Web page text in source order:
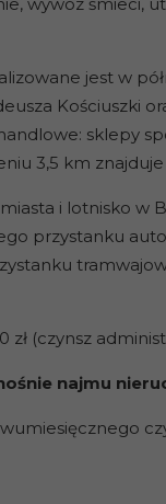
wywóz śmieci,
jest w
Kościuszki
sklepy
3,5 km
i lotnisko w
przystanku
zł (czynsz
najmu